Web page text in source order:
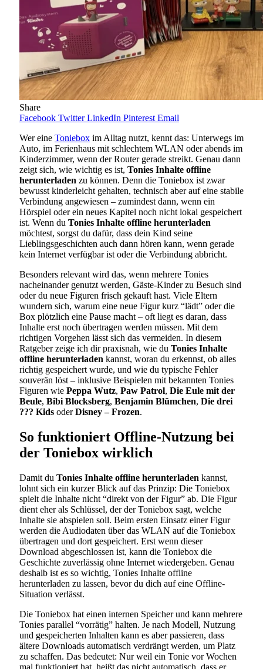
Share
Facebook Twitter LinkedIn Pinterest Email
Wer eine Toniebox im Alltag nutzt, kennt das: Unterwegs im
Auto, im Ferienhaus mit schlechtem WLAN oder abends im
Kinderzimmer, wenn der Router gerade streikt. Genau dann
zeigt sich, wie wichtig es ist, Tonies Inhalte offline
herunterladen zu können. Denn die Toniebox ist zwar
bewusst kinderleicht gehalten, technisch aber auf eine stabile
Verbindung angewiesen – zumindest dann, wenn ein
Hörspiel oder ein neues Kapitel noch nicht lokal gespeichert
ist. Wenn du Tonies Inhalte offline herunterladen
möchtest, sorgst du dafür, dass dein Kind seine
Lieblingsgeschichten auch dann hören kann, wenn gerade
kein Internet verfügbar ist oder die Verbindung abbricht.
Besonders relevant wird das, wenn mehrere Tonies
nacheinander genutzt werden, Gäste-Kinder zu Besuch sind
oder du neue Figuren frisch gekauft hast. Viele Eltern
wundern sich, warum eine neue Figur kurz “lädt” oder die
Box plötzlich eine Pause macht – oft liegt es daran, dass
Inhalte erst noch übertragen werden müssen. Mit dem
richtigen Vorgehen lässt sich das vermeiden. In diesem
Ratgeber zeige ich dir praxisnah, wie du Tonies Inhalte
offline herunterladen kannst, woran du erkennst, ob alles
richtig gespeichert wurde, und wie du typische Fehler
souverän löst – inklusive Beispielen mit bekannten Tonies
Figuren wie Peppa Wutz, Paw Patrol, Die Eule mit der
Beule, Bibi Blocksberg, Benjamin Blümchen, Die drei
??? Kids oderDisney – Frozen.
So funktioniert Offline-Nutzung bei
der Toniebox wirklich
Damit du Tonies Inhalte offline herunterladen kannst,
lohnt sich ein kurzer Blick auf das Prinzip: Die Toniebox
spielt die Inhalte nicht “direkt von der Figur” ab. Die Figur
dient eher als Schlüssel, der der Toniebox sagt, welche
Inhalte sie abspielen soll. Beim ersten Einsatz einer Figur
werden die Audiodaten über das WLAN auf die Toniebox
übertragen und dort gespeichert. Erst wenn dieser
Download abgeschlossen ist, kann die Toniebox die
Geschichte zuverlässig ohne Internet wiedergeben. Genau
deshalb ist es so wichtig, Tonies Inhalte offline
herunterladen zu lassen, bevor du dich auf eine Offline-
Situation verlässt.
Die Toniebox hat einen internen Speicher und kann mehrere
Tonies parallel “vorrätig” halten. Je nach Modell, Nutzung
und gespeicherten Inhalten kann es aber passieren, dass
ältere Downloads automatisch verdrängt werden, um Platz
zu schaffen. Das bedeutet: Nur weil ein Tonie vor Wochen
mal funktioniert hat, heißt das nicht automatisch, dass er